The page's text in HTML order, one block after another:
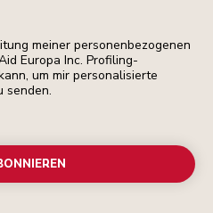
meiner personenbezogenen
Europa Inc. Profiling-
um mir personalisierte
senden.